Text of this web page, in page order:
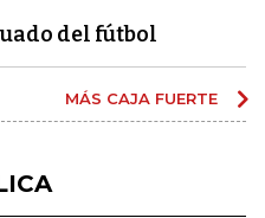
del fútbol
MÁS CAJA FUERTE